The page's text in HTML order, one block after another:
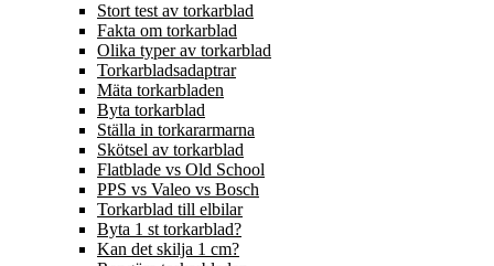
Stort test av torkarblad
Fakta om torkarblad
Olika typer av torkarblad
Torkarbladsadaptrar
Mäta torkarbladen
Byta torkarblad
Ställa in torkararmarna
Skötsel av torkarblad
Flatblade vs Old School
PPS vs Valeo vs Bosch
Torkarblad till elbilar
Byta 1 st torkarblad?
Kan det skilja 1 cm?